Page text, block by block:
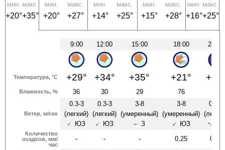
мин.
+20°
макс.
+35°
мин.
+20°
макс.
+27°
мин.
+14°
макс.
+25°
мин.
+15°
макс.
+28°
мин.
+16°
макс.
+25°
9:00 12:00 15:00 18:00 21:00
Температура, °C +29° +34° +35° +21°
Влажность, % 36 30 29 76
Ветер, м/сек
0.3-3
(легкий)
↑ ЮЗ
0.3-3
(легкий)
↑ ЮЗ
3-8
(умеренный)
↑З
3-8
(умеренный)
↑ЮЗ
0.3-3
↑
Количество
осадков, мм/
час
- - - 0,25 0,25